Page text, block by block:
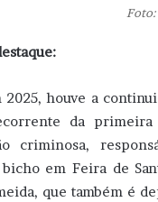
2025, houve a
da
criminosa,
em Feira de
que também é